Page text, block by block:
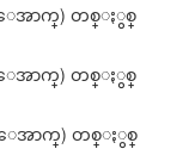
ာက္) တစ္ႏွစ္
ာက္) တစ္ႏွစ္
ာက္) တစ္ႏွစ္